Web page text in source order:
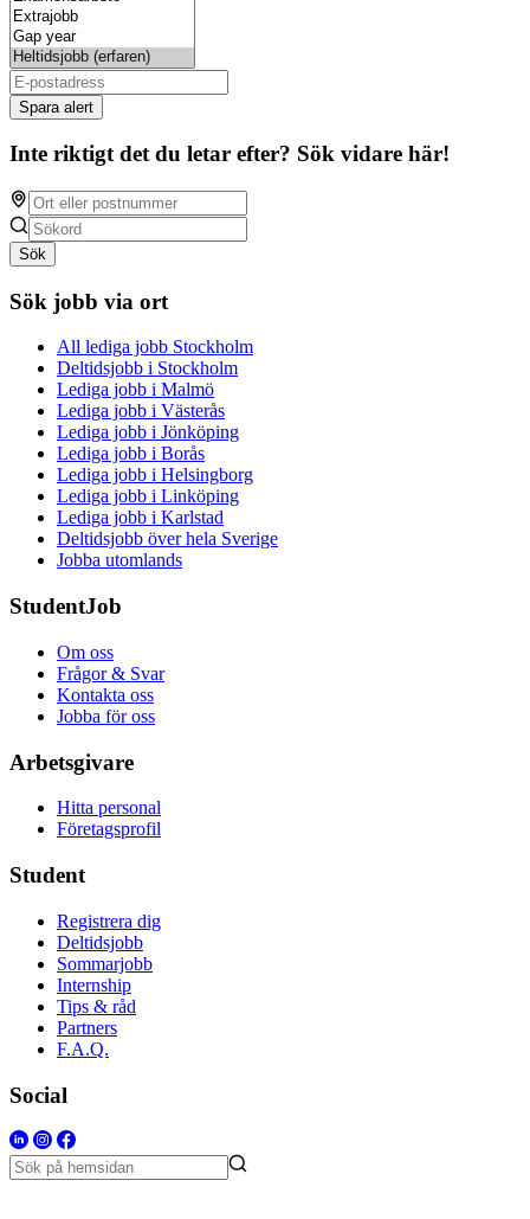
Spara alert
Inte riktigt det du letar efter? Sök vidare här!
Sök
Sök jobb via ort
All lediga jobb Stockholm
Deltidsjobb i Stockholm
Lediga jobb i Malmö
Lediga jobb i Västerås
Lediga jobb i Jönköping
Lediga jobb i Borås
Lediga jobb i Helsingborg
Lediga jobb i Linköping
Lediga jobb i Karlstad
Deltidsjobb över hela Sverige
Jobba utomlands
StudentJob
Om oss
Frågor & Svar
Kontakta oss
Jobba för oss
Arbetsgivare
Hitta personal
Företagsprofil
Student
Registrera dig
Deltidsjobb
Sommarjobb
Internship
Tips & råd
Partners
F.A.Q.
Social